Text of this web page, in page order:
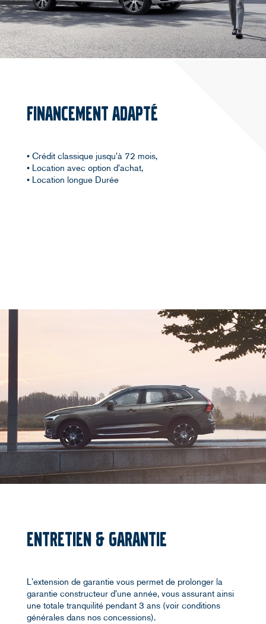
FINANCEMENT ADAPTÉ
• Crédit classique jusqu'à 72 mois,
• Location avec option d'achat,
• Location longue Durée
ENTRETIEN & GARANTIE
L'extension de garantie vous permet de prolonger la
garantie constructeur d'une année, vous assurant ainsi
une totale tranquilité pendant 3 ans (voir conditions
générales dans nos concessions).